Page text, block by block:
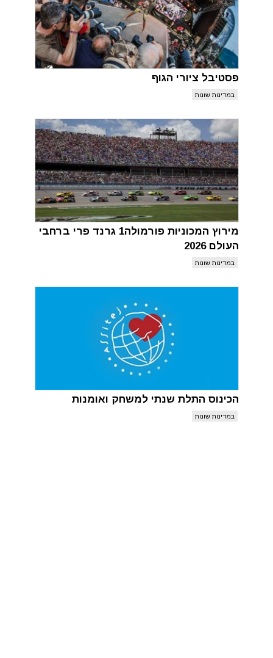
פסטיבל ציורי הגוף
במדינות שונות
מירוץ המכוניות פורמולה1 גרנד פרי ברחבי
העולם 2026
במדינות שונות
הכינוס התלת שנתי למשחק ואומנות
במדינות שונות